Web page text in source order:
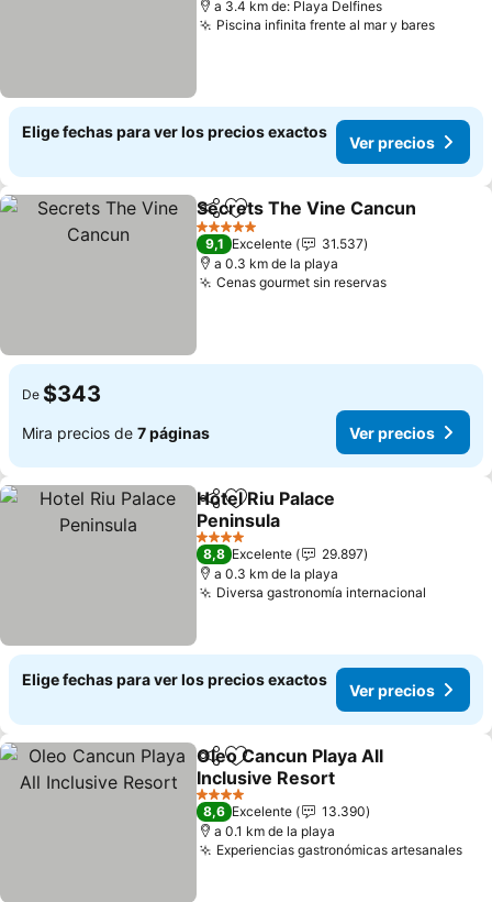
a 3.4 km de: Playa Delfines
Piscina infinita frente al mar y baresVer
Elige fechas para ver los precios exactos
Ver precios
CompartirAgregar a favoritos
Secrets The Vine Cancun
5 Estrellas
9,1 Excelente
31.537
a 0.3 km de la playa
Cenas gourmet sin reservasVer precios
De $343
Mira precios de 7 páginas Ver precios
CompartirAgregar a favoritos
Hotel Riu Palace
Peninsula
Ver precios
4 Estrellas
8,8 Excelente
29.897
a 0.3 km de la playa
Diversa gastronomía internacional
Elige fechas para ver los precios exactos
Ver precios
CompartirAgregar a favoritos
Oleo Cancun Playa All
Inclusive Resort
Ver precios
4 Estrellas
8,6 Excelente
13.390
a 0.1 km de la playa
Experiencias gastronómicas artesanales